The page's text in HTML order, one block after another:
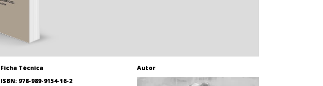
Ficha Técnica
ISBN: 978-989-9154-16-2
Autor